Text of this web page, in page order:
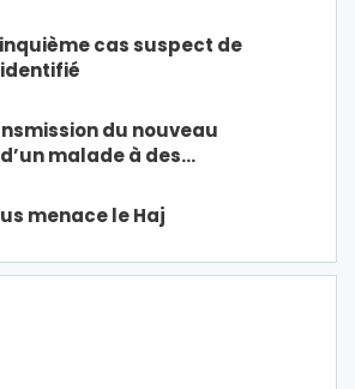
cas suspect de
du nouveau
malade à des…
menace le Haj